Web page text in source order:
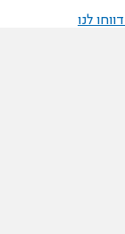
לנו